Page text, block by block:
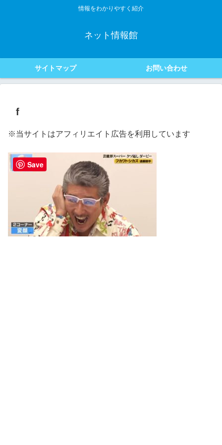
情報をわかりやすく紹介
ネット情報館
サイトマップ お問い合わせ
f
※当サイトはアフィリエイト広告を利用しています
Save